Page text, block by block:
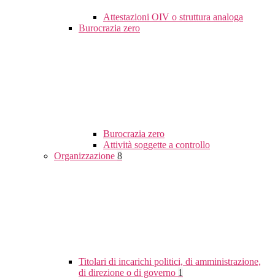
Attestazioni OIV o struttura analoga
Burocrazia zero
Burocrazia zero
Attività soggette a controllo
Organizzazione 8
Titolari di incarichi politici, di amministrazione,
di direzione o di governo 1